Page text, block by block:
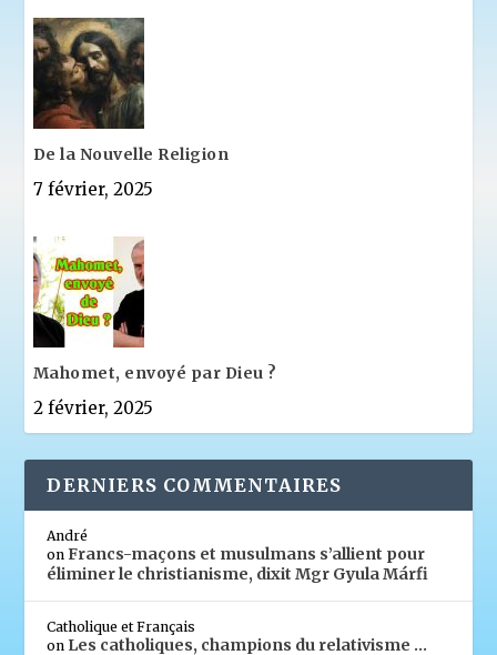
De la Nouvelle Religion
7 février, 2025
Mahomet, envoyé par Dieu ?
2 février, 2025
DERNIERS COMMENTAIRES
André
onFrancs-maçons et musulmans s’allient pour
éliminer le christianisme, dixit Mgr Gyula Márfi
Catholique et Français
on Les catholiques, champions du relativisme …